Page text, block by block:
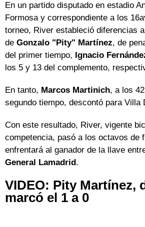
En un partido disputado en estadio
Formosa y correspondiente a los
torneo, River estableció diferencias
de Gonzalo "Pity" Martínez, de
del primer tiempo, Ignacio
los 5 y 13 del complemento,
En tanto, Marcos Martinich, a los
segundo tiempo, descontó para Villa
Con este resultado, River, vigente
competencia, pasó a los octavos de
enfrentará al ganador de la llave
General Lamadrid.
VIDEO: Pity Martínez,
marcó el 1 a 0